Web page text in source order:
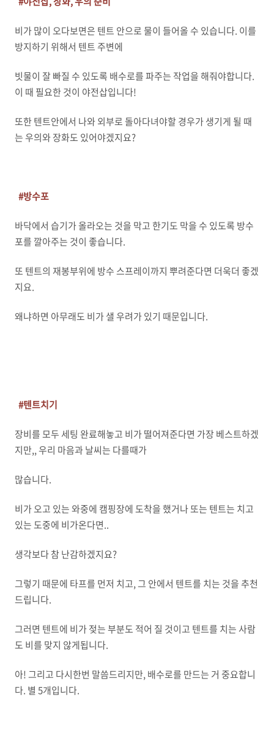
비가 많이 오다보면은 텐트 안으로 물이 들어올 수 있습니다. 이를
방지하기 위해서 텐트 주변에
빗물이 잘 빠질 수 있도록 배수로를 파주는 작업을 해줘야합니다.
이 때 필요한 것이 야전삽입니다!
또한 텐트안에서 나와 외부로 돌아다녀야할 경우가 생기게 될 때
는 우의와 장화도 있어야겠지요?
#방수포
바닥에서 습기가 올라오는 것을 막고 한기도 막을 수 있도록 방수
포를 깔아주는 것이 좋습니다.
또 텐트의 재봉부위에 방수 스프레이까지 뿌려준다면 더욱더 좋겠
지요.
왜냐하면 아무래도 비가 샐 우려가 있기 때문입니다.
#텐트치기
장비를 모두 세팅 완료해놓고 비가 떨어져준다면 가장 베스트하겠
지만,, 우리 마음과 날씨는 다를때가
많습니다.
비가 오고 있는 와중에 캠핑장에 도착을 했거나 또는 텐트는 치고
있는 도중에 비가온다면..
생각보다 참 난감하겠지요?
그렇기 때문에 타프를 먼저 치고, 그 안에서 텐트를 치는 것을 추천
드립니다.
그러면 텐트에 비가 젖는 부분도 적어 질 것이고 텐트를 치는 사람
도 비를 맞지 않게됩니다.
아! 그리고 다시한번 말씀드리지만, 배수로를 만드는 거 중요합니
다. 별 5개입니다.